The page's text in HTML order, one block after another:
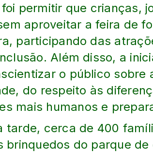
permitir que crianças,
aproveitar a feira de
participando das
Além disso, a
o público sobre
do respeito às
mais humanos e
tarde, cerca de 400
brinquedos do parque de